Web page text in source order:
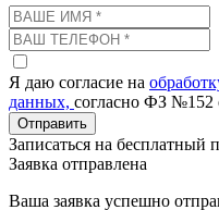
Я даю согласие на
данных, согласно ФЗ №152
Отправить
Записаться на бесплатный
Заявка отправлена
Ваша заявка успешно